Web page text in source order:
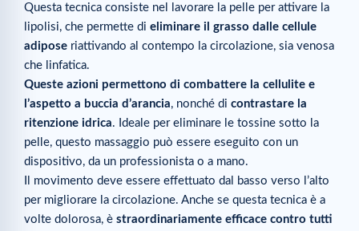
Questa tecnica consiste nel lavorare la pelle per attivare la
lipolisi, che permette di eliminare il grasso dalle cellule
adipose riattivando al contempo la circolazione, sia venosa
che linfatica.
Queste azioni permettono di combattere la cellulite e
l’aspetto a buccia d’arancia, nonché di contrastare la
ritenzione idrica. Ideale per eliminare le tossine sotto la
pelle, questo massaggio può essere eseguito con un
dispositivo, da un professionista o a mano.
Il movimento deve essere effettuato dal basso verso l’alto
per migliorare la circolazione. Anche se questa tecnica è a
volte dolorosa, è straordinariamente efficace contro tutti